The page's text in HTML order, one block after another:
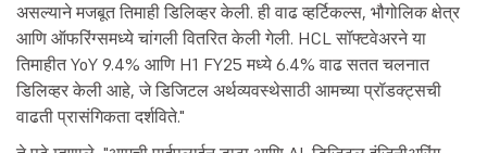
असल्याने मजबूत तिमाही डिलिव्हर केली. ही वाढ व्हर्टिकल्स, भौगोलिक क्षेत्र
आणि ऑफरिंग्समध्ये चांगली वितरित केली गेली. HCL सॉफ्टवेअरने या
तिमाहीत YoY 9.4% आणि H1 FY25 मध्ये 6.4% वाढ सतत चलनात
डिलिव्हर केली आहे, जे डिजिटल अर्थव्यवस्थेसाठी आमच्या प्रॉडक्ट्सची
वाढती प्रासंगिकता दर्शविते."